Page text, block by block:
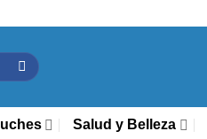
Salud y Belleza